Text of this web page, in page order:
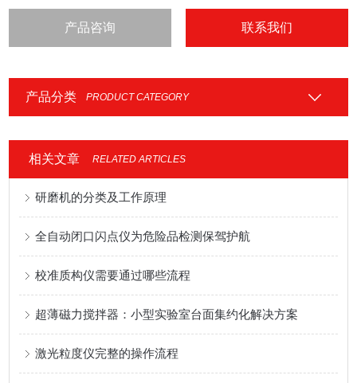
产品咨询 联系我们
产品分类 PRODUCT CATEGORY
相关文章 RELATED ARTICLES
研磨机的分类及工作原理
全自动闭口闪点仪为危险品检测保驾护航
校准质构仪需要通过哪些流程
超薄磁力搅拌器：小型实验室台面集约化解决方案
激光粒度仪完整的操作流程